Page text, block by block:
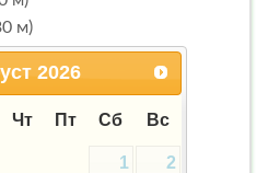
м)
2026
Чт Пт Сб Вс
1
2